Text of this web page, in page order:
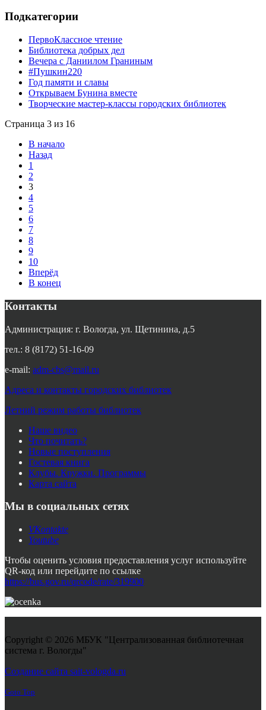
Подкатегории
ПервоКлассное чтение
Библиотека добрых дел
Вечера с Даниилом Граниным
#Пушкин220
Год памяти и славы
Открываем Бунина вместе
Творческие мастер-классы городских библиотек
Страница 3 из 16
В начало
Назад
1
2
3
4
5
6
7
8
9
10
Вперёд
В конец
Контакты
Администрация: г. Вологда, ул. Щетинина, д.5
тел.: 8 (8172) 51-16-09
e-mail: adm-cbs@mail.ru
Адреса и контакты городских библиотек
Летний режим работы библиотек
Наше видео
Что почитать?
Новые поступления
Гостевая книга
Клубы. Кружки. Программы
Карта сайта
Мы в социальных сетях
VKontakte
Youtube
Чтобы оценить условия предоставления услуг используйте
QR-код или перейдите по ссылке
https://bus.gov.ru/qrcode/rate/319900
Copyright © 2026 МБУК "Централизованная библиотечная
система г. Вологды"
Создание сайта sait-vologda.ru
Goto Top